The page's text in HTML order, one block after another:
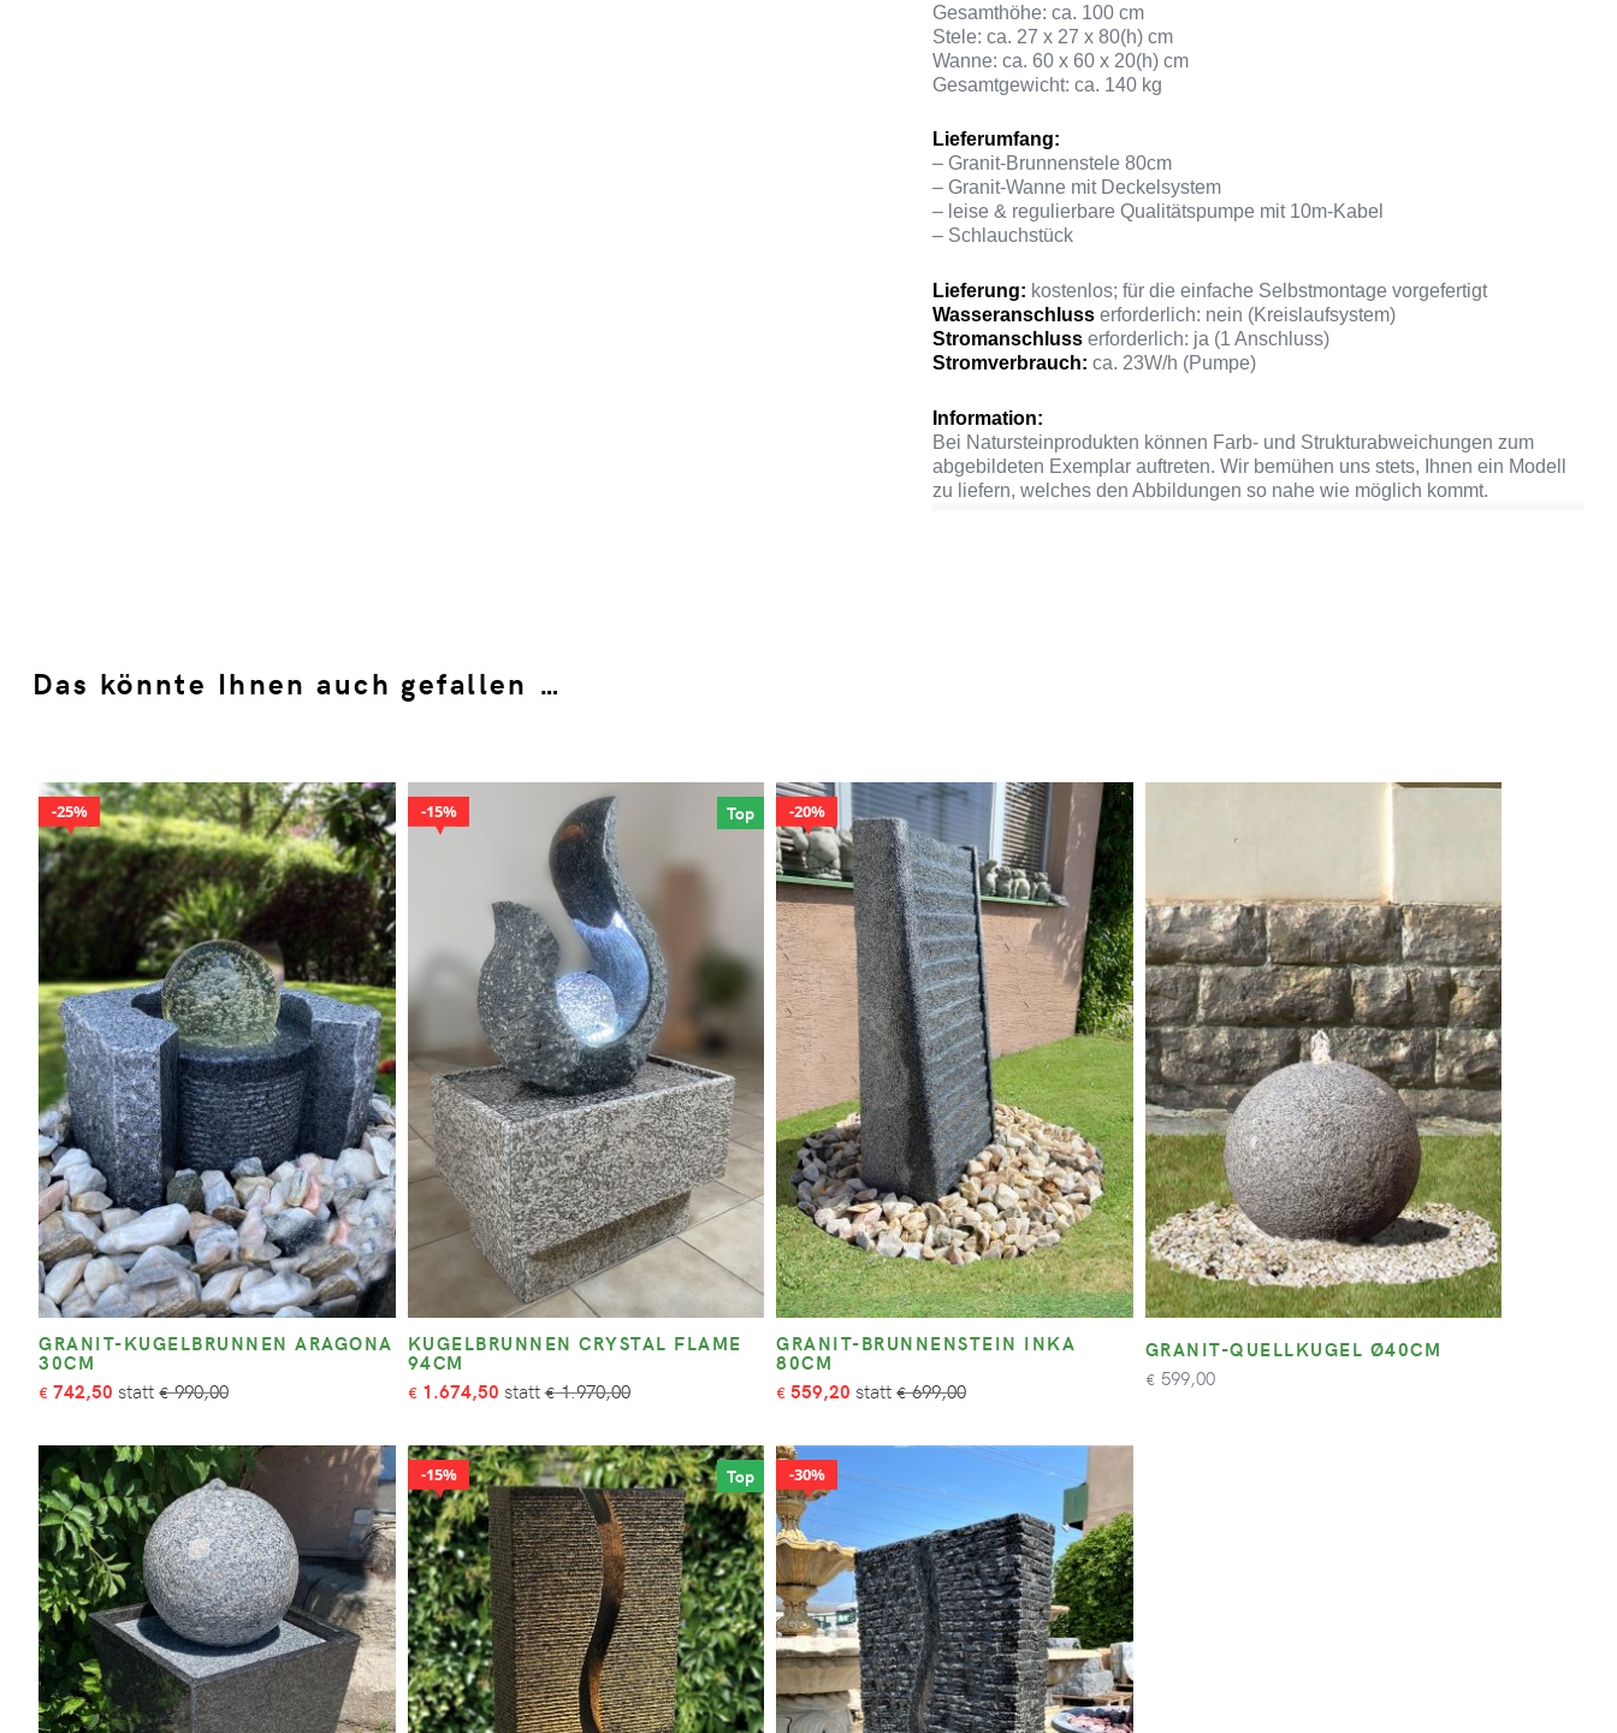
Gesamthöhe: ca. 100 cm
Stele: ca. 27 x 27 x 80(h) cm
Wanne: ca. 60 x 60 x 20(h) cm
Gesamtgewicht: ca. 140 kg
Lieferumfang:
– Granit-Brunnenstele 80cm
– Granit-Wanne mit Deckelsystem
– leise & regulierbare Qualitätspumpe mit 10m-Kabel
– Schlauchstück
Lieferung: kostenlos; für die einfache Selbstmontage vorgefertigt
Wasseranschluss erforderlich: nein (Kreislaufsystem)
Stromanschluss erforderlich: ja (1 Anschluss)
Stromverbrauch:ca. 23W/h (Pumpe)
Information:
Bei Natursteinprodukten können Farb- und Strukturabweichungen zum
abgebildeten Exemplar auftreten. Wir bemühen uns stets, Ihnen ein Modell
zu liefern, welches den Abbildungen so nahe wie möglich kommt.
Das könnte Ihnen auch gefallen …
25%
GRANIT-KUGELBRUNNEN ARAGONA
30CM
€ 742,50 €990,00
Top
15%
KUGELBRUNNEN CRYSTAL FLAME
94CM
€1.674,50 €1.970,00
20%
GRANIT-BRUNNENSTEIN INKA
80CM
€ 559,20 €699,00
GRANIT-QUELLKUGEL Ø40CM
€ 599,00
Top
15% 30%